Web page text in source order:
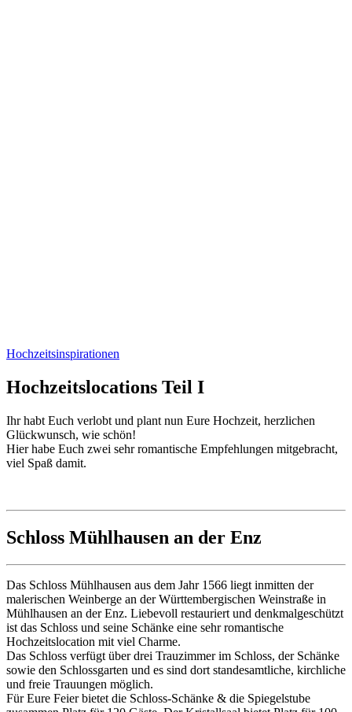
Hochzeitsinspirationen
Hochzeitslocations Teil I
Ihr habt Euch verlobt und plant nun Eure Hochzeit, herzlichen
Glückwunsch, wie schön!
Hier habe Euch zwei sehr romantische Empfehlungen mitgebracht,
viel Spaß damit.
Schloss Mühlhausen an der Enz
Das Schloss Mühlhausen aus dem Jahr 1566 liegt inmitten der
malerischen Weinberge an der Württembergischen Weinstraße in
Mühlhausen an der Enz. Liebevoll restauriert und denkmalgeschützt
ist das Schloss und seine Schänke eine sehr romantische
Hochzeitslocation mit viel Charme.
Das Schloss verfügt über drei Trauzimmer im Schloss, der Schänke
sowie den Schlossgarten und es sind dort standesamtliche, kirchliche
und freie Trauungen möglich.
Für Eure Feier bietet die Schloss-Schänke & die Spiegelstube